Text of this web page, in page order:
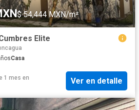
$ 54,444 MXN/m²
Elite
Casa
1 mes en
Ver en detalle